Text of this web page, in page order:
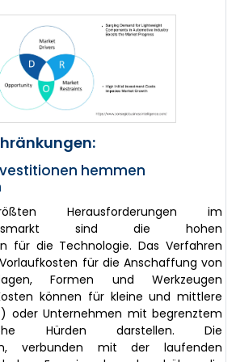
hemmen
Herausforderungen im
sind die hohen
für die Technologie. Das Verfahren
für die Anschaffung von
Formen und Werkzeugen
können für kleine und mittlere
oder Unternehmen mit begrenztem
Hürden darstellen. Die
verbunden mit der laufenden